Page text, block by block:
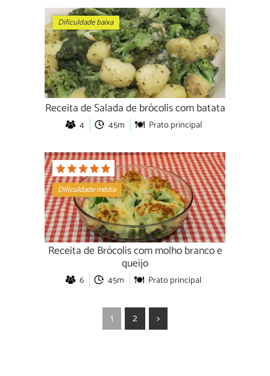
Dificuldade baixa
Receita de Salada de brócolis com batata
4 45m Prato principal
Dificuldade média
Receita de Brócolis com molho branco e
queijo
6 45m Prato principal
1 2 >